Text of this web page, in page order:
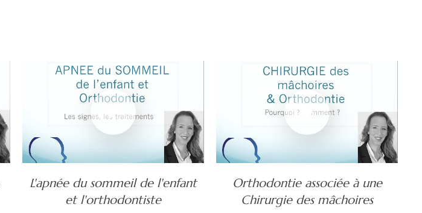
L'apnée du sommeil de l'enfant
et l'orthodontiste
Orthodontie associée à une
Chirurgie des mâchoires